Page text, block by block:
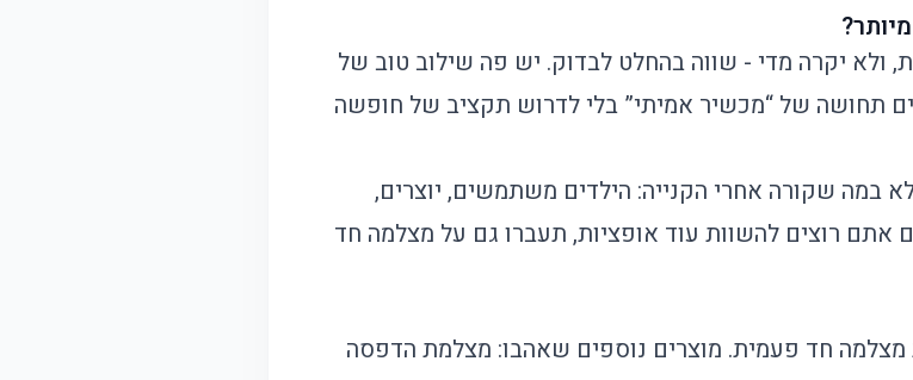
יקרה מדי - שווה בהחלט לבדוק. יש פה שילוב טוב של
תחושה של “מכשיר אמיתי” בלי לדרוש תקציב של חופשה
במה שקורה אחרי הקנייה: הילדים משתמשים, יוצרים,
רוצים להשוות עוד אופציות, תעברו גם על מצלמה חד
מצלמה חד פעמית. מוצרים נוספים שאהבו: מצלמת הדפסה